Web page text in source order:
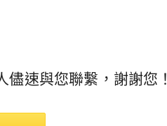
速與您聯繫，謝謝您！